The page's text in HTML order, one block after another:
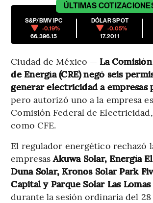
ÚLTIMAS
S&P/BMV IPC
-0.19%
66,396.15
DÓLAR SPOT
-0.05%
17.2011
Ciudad de México — La
de Energía (CRE) negó seis
generar electricidad a empresas
pero autorizó uno a la empresa
Comisión Federal de
como CFE.
El regulador energético rechazó
empresasAkuwa Solar, Energía
Duna Solar, Kronos Solar Park
Capital y Parque Solar Las
durante la sesión ordinaria del